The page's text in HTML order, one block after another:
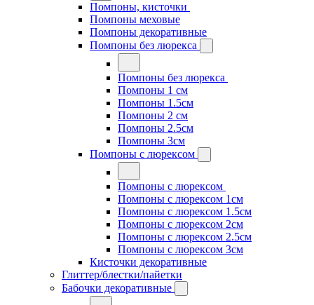
Помпоны, кисточки
Помпоны меховые
Помпоны декоративные
Помпоны без люрекса
Помпоны без люрекса
Помпоны 1 см
Помпоны 1.5см
Помпоны 2 см
Помпоны 2.5см
Помпоны 3см
Помпоны с люрексом
Помпоны с люрексом
Помпоны с люрексом 1см
Помпоны с люрексом 1.5см
Помпоны с люрексом 2см
Помпоны с люрексом 2.5см
Помпоны с люрексом 3см
Кисточки декоративные
Глиттер/блестки/пайетки
Бабочки декоративные